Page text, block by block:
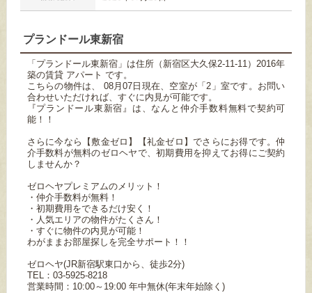
プランドール東新宿
「プランドール東新宿」は住所（新宿区大久保2-11-11）2016年
築の賃貸 アパート です。
こちらの物件は、 08月07日現在、空室が「2」室です。お問い
合わせいただければ、すぐに内見が可能です。
『プランドール東新宿』は、なんと仲介手数料無料で契約可
能！！
さらに今なら【敷金ゼロ】【礼金ゼロ】でさらにお得です。仲
介手数料が無料のゼロヘヤで、初期費用を抑えてお得にご契約
しませんか？
ゼロヘヤプレミアムのメリット！
・仲介手数料が無料！
・初期費用をできるだけ安く！
・人気エリアの物件がたくさん！
・すぐに物件の内見が可能！
わがままお部屋探しを完全サポート！！
ゼロヘヤ(JR新宿駅東口から、徒歩2分)
TEL：03-5925-8218
営業時間：10:00～19:00 年中無休(年末年始除く)